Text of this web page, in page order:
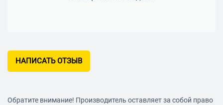
НАПИСАТЬ ОТЗЫВ
Обратите внимание! Производитель оставляет за собой право